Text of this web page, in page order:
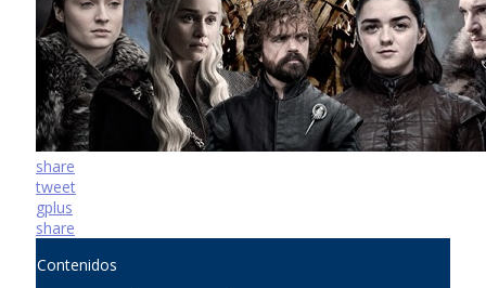
share
tweet
gplus
share
Contenidos